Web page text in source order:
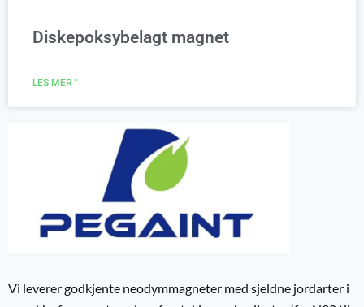
Diskepoksybelagt magnet
LES MER "
Vi leverer godkjente neodymmagneter med sjeldne jordarter i